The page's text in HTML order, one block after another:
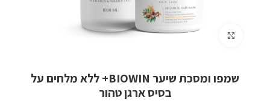
לחצו להגדלה
שמפו ומסכת שיער BIOWIN+ ללא מלחים על
בסיס ארגן טהור